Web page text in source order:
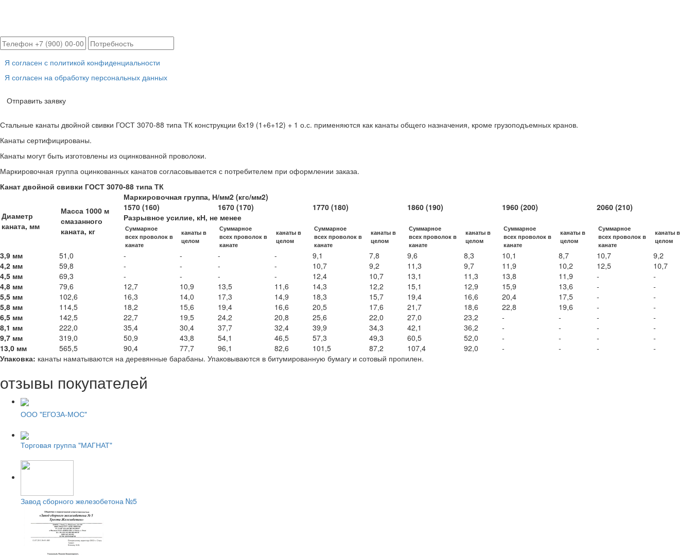
Я согласен с политикой конфиденциальности
Я согласен на обработку персональных данных
Отправить заявку
Стальные канаты двойной свивки ГОСТ 3070-88 типа ТК конструкции 6х19 (1+6+12) + 1 о.с. применяются как канаты общего назначения, кроме грузоподъемных кранов.
Канаты сертифицированы.
Канаты могут быть изготовлены из оцинкованной проволоки.
Маркировочная группа оцинкованных канатов согласовывается с потребителем при оформлении заказа.
Канат двойной свивки ГОСТ 3070-88 типа ТК
Диаметр
каната, мм
Масса 1000 м
смазанного
каната, кг
Маркировочная группа, Н/мм2 (кгс/мм2)
1570 (160)
1670 (170) 1770 (180) 1860 (190) 1960 (200)
2060 (210)
Разрывное усилие, кН, не менее
Суммарное
всех проволок в
канате
канаты в
целом
Суммарное
всех проволок в
канате
канаты в
целом
Суммарное
всех проволок в
канате
канаты в
целом
Суммарное
всех проволок в
канате
канаты в
целом
Суммарное
всех проволок в
канате
канаты в
целом
Суммарное
всех проволок в
канате
канаты в
целом
3,9 мм 51,0 - - - - 9,1 7,8 9,6 8,3 10,1 8,7 10,7
9,2
4,2 мм
59,8 - - - - 10,7 9,2 11,3 9,7 11,9 10,2 12,5
10,7
4,5 мм
69,3 - - - - 12,4 10,7 13,1 11,3 13,8 11,9 -
-
4,8 мм
79,6 12,7 10,9 13,5 11,6 14,3 12,2 15,1 12,9 15,9 13,6 -
-
5,5 мм
102,6 16,3 14,0 17,3 14,9 18,3 15,7 19,4 16,6 20,4 17,5 -
-
5,8 мм
114,5 18,2 15,6 19,4 16,6 20,5 17,6 21,7 18,6 22,8 19,6 -
-
6,5 мм
142,5 22,7 19,5 24,2 20,8 25,6 22,0 27,0 23,2 - - -
-
8,1 мм
222,0 35,4 30,4 37,7 32,4 39,9 34,3 42,1 36,2 - - -
-
9,7 мм
319,0 50,9 43,8 54,1 46,5 57,3 49,3 60,5 52,0 - - -
-
13,0 мм
565,5 90,4 77,7 96,1 82,6 101,5 87,2 107,4 92,0 - - -
-
Упаковка: канаты наматываются на деревянные барабаны. Упаковываются в битумированную бумагу и сотовый пропилен.
отзывы покупателей
ООО "ЕГОЗА-МОС"
Торговая группа "МАГНАТ"
Завод сборного железобетона №5